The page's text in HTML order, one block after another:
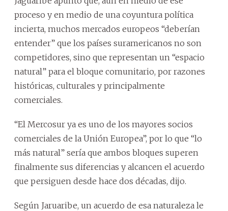
proceso y en medio de una coyuntura política
incierta, muchos mercados europeos “deberían
entender” que los países suramericanos no son
competidores, sino que representan un “espacio
natural” para el bloque comunitario, por razones
históricas, culturales y principalmente
comerciales.
“El Mercosur ya es uno de los mayores socios
comerciales de la Unión Europea”, por lo que “lo
más natural” sería que ambos bloques superen
finalmente sus diferencias y alcancen el acuerdo
que persiguen desde hace dos décadas, dijo.
Según Jaruaribe, un acuerdo de esa naturaleza le